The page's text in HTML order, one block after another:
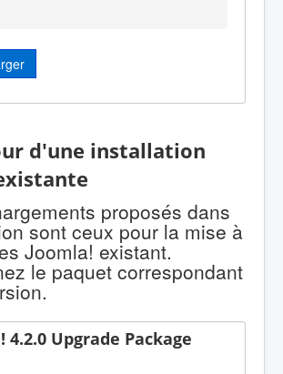
d'une installation
proposés dans
sont ceux pour la mise à
Joomla! existant.
le paquet correspondant
4.2.0 Upgrade Package